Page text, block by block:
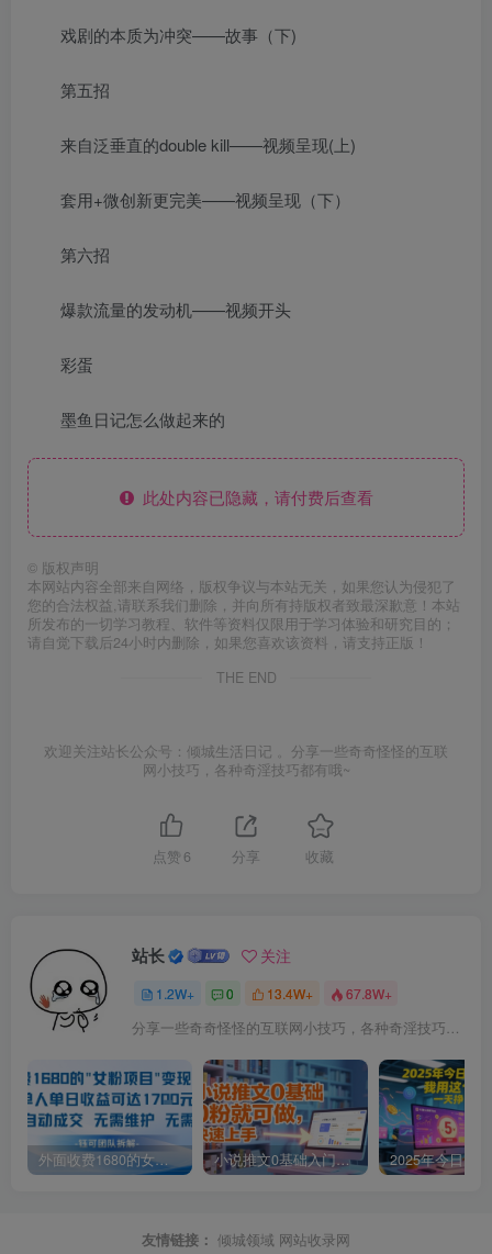
戏剧的本质为冲突——故事（下)
第五招
来自泛垂直的double kill——视频呈现(上)
套用+微创新更完美——视频呈现（下）
第六招
爆款流量的发动机——视频开头
彩蛋
墨鱼日记怎么做起来的
此处内容已隐藏，请付费后查看
© 版权声明
本网站内容全部来自网络，版权争议与本站无关，如果您认为侵犯了
您的合法权益,请联系我们删除，并向所有持版权者致最深歉意！本站
所发布的一切学习教程、软件等资料仅限用于学习体验和研究目的；
请自觉下载后24小时内删除，如果您喜欢该资料，请支持正版！
THE END
欢迎关注站长公众号：倾城生活日记 。分享一些奇奇怪怪的互联
网小技巧，各种奇淫技巧都有哦~
点赞 6 分享 收藏
站长 关注
1.2W+ 0 13.4W+ 67.8W+
外面收费1680的女粉项目变现，单人单日收益可达1.7k，全自动成交无需维护 小说推文0基础入门教程，0粉就可做，快速上手
友情链接： 倾城领域 网站收录网